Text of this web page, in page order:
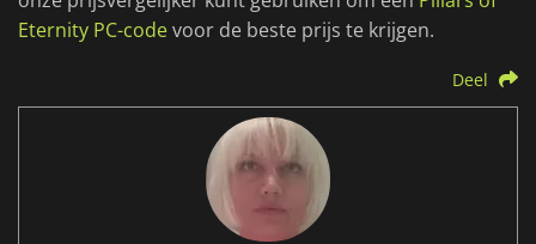
Eternity PC-codevoor de beste prijs te krijgen.
Deel